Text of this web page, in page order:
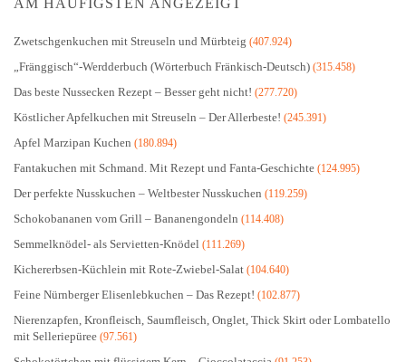
Zwetschgenkuchen mit Streuseln und Mürbteig (407.924)
„Fränggisch“-Werdderbuch (Wörterbuch Fränkisch-Deutsch) (315.458)
Das beste Nussecken Rezept – Besser geht nicht! (277.720)
Köstlicher Apfelkuchen mit Streuseln – Der Allerbeste! (245.391)
Apfel Marzipan Kuchen (180.894)
Fantakuchen mit Schmand. Mit Rezept und Fanta-Geschichte (124.995)
Der perfekte Nusskuchen – Weltbester Nusskuchen (119.259)
Schokobananen vom Grill – Bananengondeln (114.408)
Semmelknödel- als Servietten-Knödel (111.269)
Kichererbsen-Küchlein mit Rote-Zwiebel-Salat (104.640)
Feine Nürnberger Elisenlebkuchen – Das Rezept! (102.877)
Nierenzapfen, Kronfleisch, Saumfleisch, Onglet, Thick Skirt oder Lombatello
mit Selleriepüree (97.561)